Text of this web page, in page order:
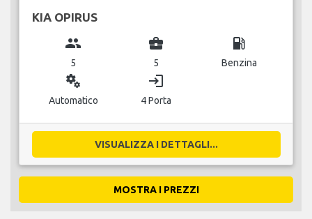
KIA OPIRUS
group
5
business_center
5
local_gas_station
Benzina
miscellaneous_services
Automatico
login
4 Porta
VISUALIZZA I DETTAGLI...
MOSTRA I PREZZI